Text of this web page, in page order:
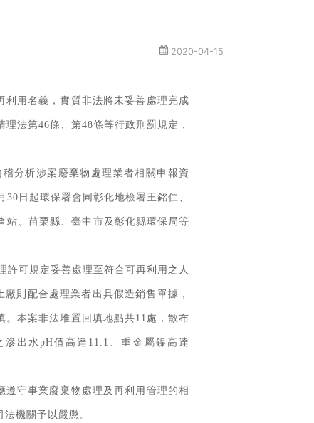
2020-04-15
用名義，實質非法將未妥善處理完成
法第46條、第48條等行政刑罰規定，
分析涉案廢棄物處理業者相關申報資
日起環保署會同彰化地檢署王銘仁、
站、苗栗縣、臺中市及彰化縣環保局等
許可規定妥善處理至符合可再利用之人
則配合處理業者出具假造銷售單據，
本案非法堆置回填地點共11處，散布
出水pH值高達11.1、重金屬鎳高達
守事業廢棄物處理及再利用管理的相
機關予以嚴懲。